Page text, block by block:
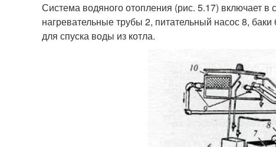
Система водяного отопления (рис. 5.17) включает в
нагревательные трубы 2, питательный насос 8,
для спуска воды из котла.